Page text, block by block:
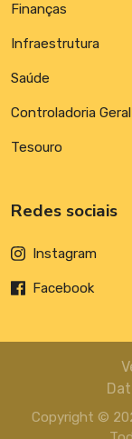
Finanças
Infraestrutura
Saúde
Controladoria Geral
Tesouro
Redes sociais
Instagram
Facebook
Copyright ©